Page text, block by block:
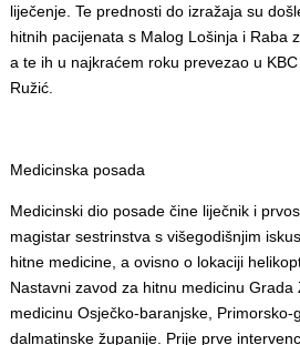
liječenje. Te prednosti do izražaja su
hitnih pacijenata s Malog Lošinja i Raba
a te ih u najkraćem roku prevezao u
Ružić.
Medicinska posada
Medicinski dio posade čine liječnik i
magistar sestrinstva s višegodišnjim
hitne medicine, a ovisno o lokaciji
Nastavni zavod za hitnu medicinu
medicinu Osječko-baranjske, Primorsko-
dalmatinske županije. Prije prve